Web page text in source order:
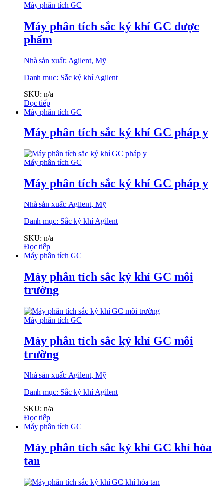
Máy phân tích GC
Máy phân tích sắc ký khí GC dược
phẩm
Nhà sản xuất: Agilent, Mỹ
Danh mục: Sắc ký khí Agilent
SKU: n/a
Đọc tiếp
Máy phân tích GC
Máy phân tích sắc ký khí GC pháp y
Máy phân tích GC
Máy phân tích sắc ký khí GC pháp y
Nhà sản xuất: Agilent, Mỹ
Danh mục: Sắc ký khí Agilent
SKU: n/a
Đọc tiếp
Máy phân tích GC
Máy phân tích sắc ký khí GC môi
trường
Máy phân tích GC
Máy phân tích sắc ký khí GC môi
trường
Nhà sản xuất: Agilent, Mỹ
Danh mục: Sắc ký khí Agilent
SKU: n/a
Đọc tiếp
Máy phân tích GC
Máy phân tích sắc ký khí GC khí hòa
tan